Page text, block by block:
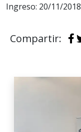
Ingreso: 20/11/2018
Compartir: